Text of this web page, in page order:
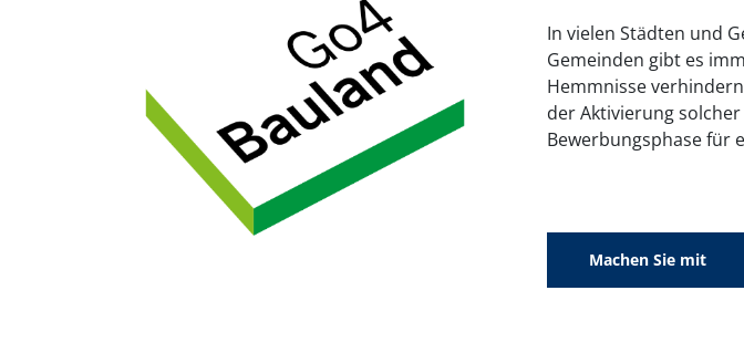
In vielen Städten und
Gemeinden gibt es
Hemmnisse
der Aktivierung
Bewerbungsphase für
Machen Sie mit